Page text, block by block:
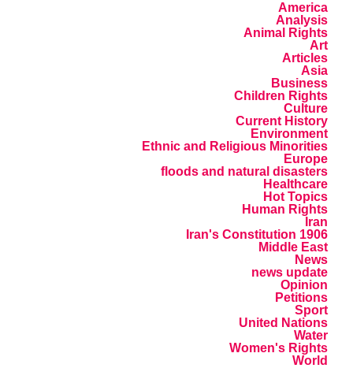
America
Analysis
Animal Rights
Art
Articles
Asia
Business
Children Rights
Culture
Current History
Environment
Ethnic and Religious Minorities
Europe
floods and natural disasters
Healthcare
Hot Topics
Human Rights
Iran
Iran's Constitution 1906
Middle East
News
news update
Opinion
Petitions
Sport
United Nations
Water
Women's Rights
World